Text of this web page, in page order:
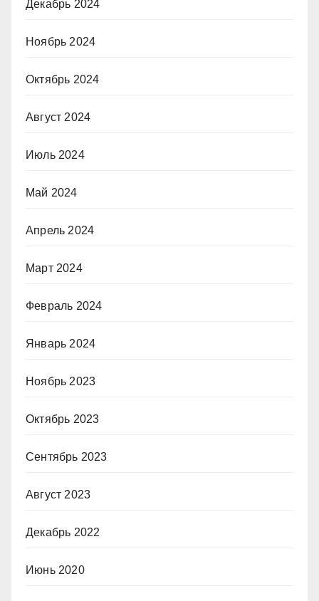
Декабрь 2024
Ноябрь 2024
Октябрь 2024
Август 2024
Июль 2024
Май 2024
Апрель 2024
Март 2024
Февраль 2024
Январь 2024
Ноябрь 2023
Октябрь 2023
Сентябрь 2023
Август 2023
Декабрь 2022
Июнь 2020